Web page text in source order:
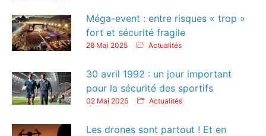
Méga-event : entre risques « trop »
fort et sécurité fragile
28 Mai 2025 Actualités
30 avril 1992 : un jour important
pour la sécurité des sportifs
02 Mai 2025 Actualités
Les drones sont partout ! Et en